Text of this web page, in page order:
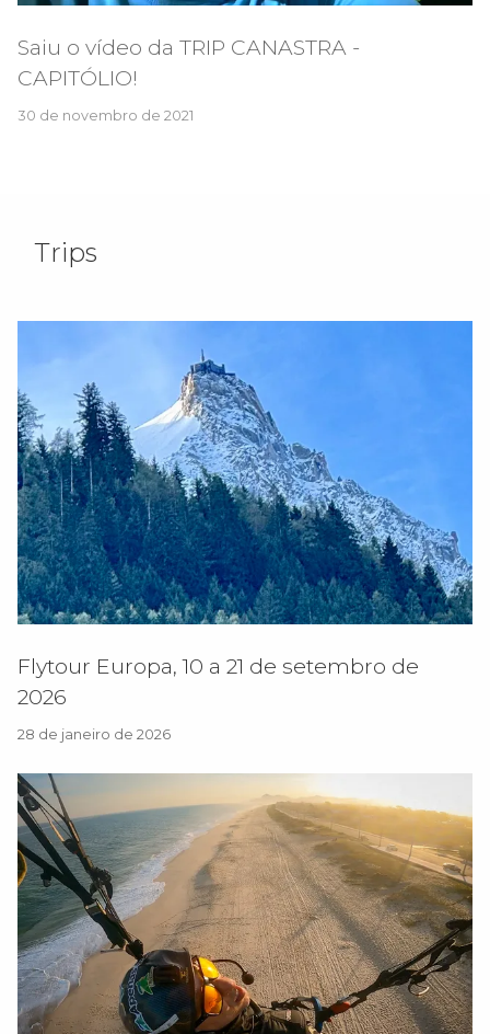
Saiu o vídeo da TRIP CANASTRA -
CAPITÓLIO!
30 de novembro de 2021
Trips
Flytour Europa, 10 a 21 de setembro de
2026
28 de janeiro de 2026